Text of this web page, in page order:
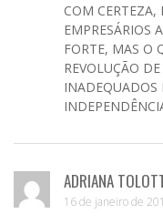
COM CERTEZA,
EMPRESÁRIOS
FORTE, MAS O
REVOLUÇÃO
INADEQUADOS
ADRIANA
16 de janeiro de